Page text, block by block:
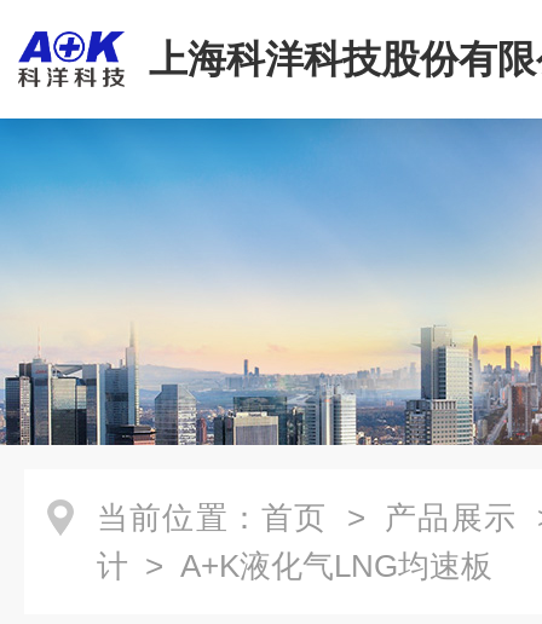
上海科洋科技股份有
当前位置： 首页 > 产品展示
计 > A+K液化气LNG均速板